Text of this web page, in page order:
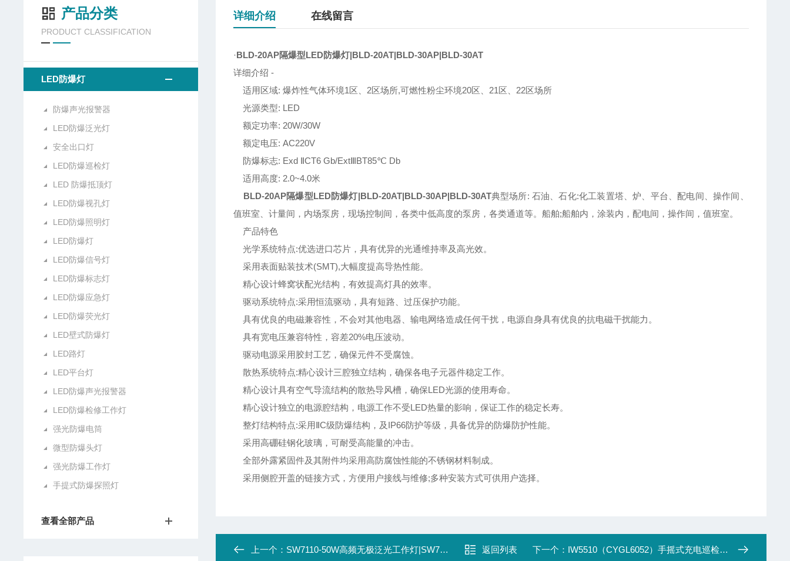
产品分类
PRODUCT CLASSIFICATION
LED防爆灯
防爆声光报警器
LED防爆泛光灯
安全出口灯
LED防爆巡检灯
LED 防爆抵顶灯
LED防爆视孔灯
LED防爆照明灯
LED防爆灯
LED防爆信号灯
LED防爆标志灯
LED防爆应急灯
LED防爆荧光灯
LED壁式防爆灯
LED路灯
LED平台灯
LED防爆声光报警器
LED防爆检修工作灯
强光防爆电筒
微型防爆头灯
强光防爆工作灯
手提式防爆探照灯
查看全部产品
详细介绍 在线留言
·BLD-20AP隔爆型LED防爆灯|BLD-20AT|BLD-30AP|BLD-30AT
详细介绍 -
适用区域: 爆炸性气体环境1区、2区场所,可燃性粉尘环境20区、21区、22区场所
光源类型: LED
额定功率: 20W/30W
额定电压: AC220V
防爆标志: Exd ⅡCT6 Gb/ExtⅢBT85℃ Db
适用高度: 2.0~4.0米
BLD-20AP隔爆型LED防爆灯|BLD-20AT|BLD-30AP|BLD-30AT典型场所: 石油、石化:化工装置塔、炉、平台、配电间、操作间、
值班室、计量间，内场泵房，现场控制间，各类中低高度的泵房，各类通道等。船舶;船舶内，涂装内，配电间，操作间，值班室。
产品特色
光学系统特点:优选进口芯片，具有优异的光通维持率及高光效。
采用表面贴装技术(SMT),大幅度提高导热性能。
精心设计蜂窝状配光结构，有效提高灯具的效率。
驱动系统特点:采用恒流驱动，具有短路、过压保护功能。
具有优良的电磁兼容性，不会对其他电器、输电网络造成任何干扰，电源自身具有优良的抗电磁干扰能力。
具有宽电压兼容特性，容差20%电压波动。
驱动电源采用胶封工艺，确保元件不受腐蚀。
散热系统特点:精心设计三腔独立结构，确保各电子元器件稳定工作。
精心设计具有空气导流结构的散热导风槽，确保LED光源的使用寿命。
精心设计独立的电源腔结构，电源工作不受LED热量的影响，保证工作的稳定长寿。
整灯结构特点:采用ⅡC级防爆结构，及IP66防护等级，具备优异的防爆防护性能。
采用高硼硅钢化玻璃，可耐受高能量的冲击。
全部外露紧固件及其附件均采用高防腐蚀性能的不锈钢材料制成。
采用侧腔开盖的链接方式，方便用户接线与维修;多种安装方式可供用户选择。
上一个： SW7110-50W高频无极泛光工作灯|SW7110-40W|SW7110-60W 返回列表 下一个： IW5510（CYGL6052）手摇式充电巡检工作灯